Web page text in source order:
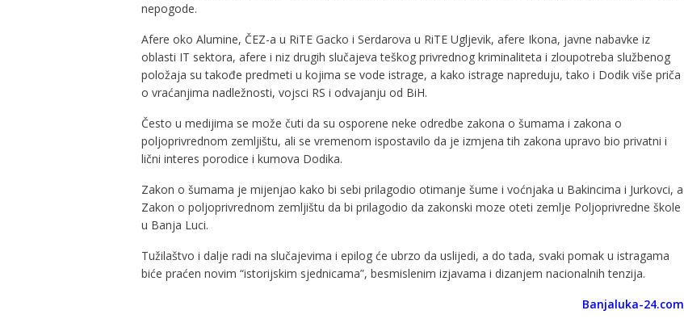
nepogode.
Afere oko Alumine, ČEZ-a u RiTE Gacko i Serdarova u RiTE Ugljevik, afere Ikona, javne nabavke iz
oblasti IT sektora, afere i niz drugih slučajeva teškog privrednog kriminaliteta i zloupotreba službenog
položaja su takođe predmeti u kojima se vode istrage, a kako istrage napreduju, tako i Dodik više priča
o vraćanjima nadležnosti, vojsci RS i odvajanju od BiH.
Često u medijima se može čuti da su osporene neke odredbe zakona o šumama i zakona o
poljoprivrednom zemljištu, ali se vremenom ispostavilo da je izmjena tih zakona upravo bio privatni i
lični interes porodice i kumova Dodika.
Zakon o šumama je mijenjao kako bi sebi prilagodio otimanje šume i voćnjaka u Bakincima i Jurkovci, a
Zakon o poljoprivrednom zemljištu da bi prilagodio da zakonski moze oteti zemlje Poljoprivredne škole
u Banja Luci.
Tužilaštvo i dalje radi na slučajevima i epilog će ubrzo da uslijedi, a do tada, svaki pomak u istragama
biće praćen novim “istorijskim sjednicama”, besmislenim izjavama i dizanjem nacionalnih tenzija.
Banjaluka-24.com